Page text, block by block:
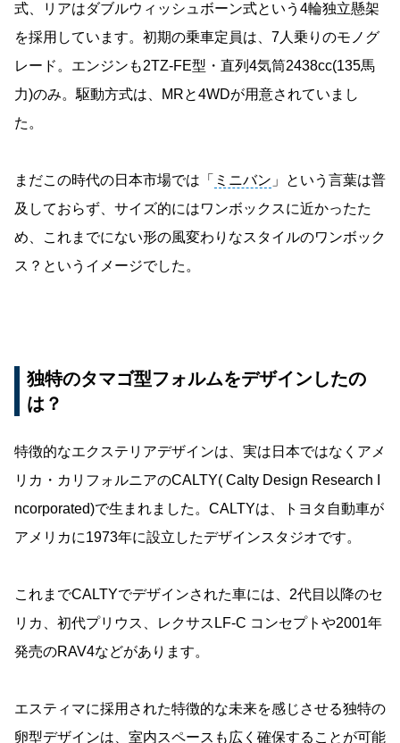
式、リアはダブルウィッシュボーン式という4輪独立懸架
を採用しています。初期の乗車定員は、7人乗りのモノグ
レード。エンジンも2TZ-FE型・直列4気筒2438cc(135馬
力)のみ。駆動方式は、MRと4WDが用意されていまし
た。
まだこの時代の日本市場では「 ミニバン 」という言葉は普
及しておらず、サイズ的にはワンボックスに近かったた
め、これまでにない形の風変わりなスタイルのワンボック
ス？というイメージでした。
独特のタマゴ型フォルムをデザインしたの
は？
特徴的なエクステリアデザインは、実は日本ではなくアメ
リカ・カリフォルニアのCALTY( Calty Design Research I
ncorporated)で生まれました。CALTYは、トヨタ自動車が
アメリカに1973年に設立したデザインスタジオです。
これまでCALTYでデザインされた車には、2代目以降のセ
リカ、初代プリウス、レクサスLF-C コンセプトや2001年
発売のRAV4などがあります。
エスティマに採用された特徴的な未来を感じさせる独特の
卵型デザインは、室内スペースも広く確保することが可能